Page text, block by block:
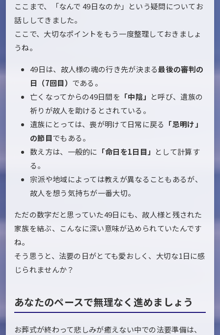
ここまで、「なんで 49日なのか」という疑問についてお
話ししてきました。
ここで、大切なポイントをもう一度整理しておきましょ
うね。
49日は、故人様の魂の行き先が決まる最後の審判の
日（7回目） である。
亡くなってからの49日間を 「中陰」 と呼び、遺族の
祈りが故人を助けるとされている。
遺族にとっては、喪が明けて日常に戻る 「忌明け」
の節目でもある。
数え方は、一般的に 「命日を1日目」 として計算す
る。
宗派や地域によっては教えが異なることもあるが、
故人を想う気持ちが一番大切。
ただの数字だと思っていた49日にも、故人様と残された
家族を結ぶ、こんなに深い意味が込められていたんです
ね。
そう思うと、法要の日がとても愛おしく、大切な1日に感
じられませんか？
あなたのペースで無理なく進めましょう
お葬式が終わって悲しみが癒えない中での法要準備は、